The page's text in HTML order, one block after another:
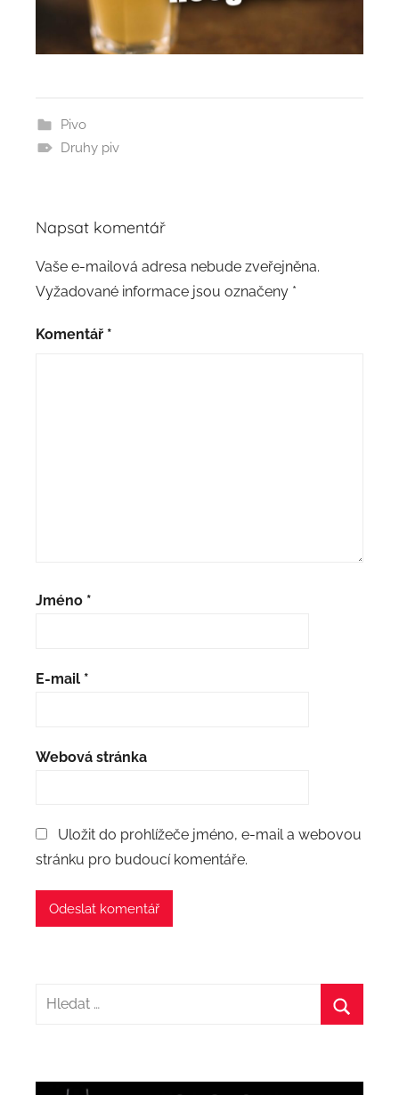
Pivo
Druhy piv
Napsat komentář
Vaše e-mailová adresa nebude zveřejněna.
Vyžadované informace jsou označeny *
Komentář *
Jméno *
E-mail *
Webová stránka
Uložit do prohlížeče jméno, e-mail a webovou
stránku pro budoucí komentáře.
Hledat: